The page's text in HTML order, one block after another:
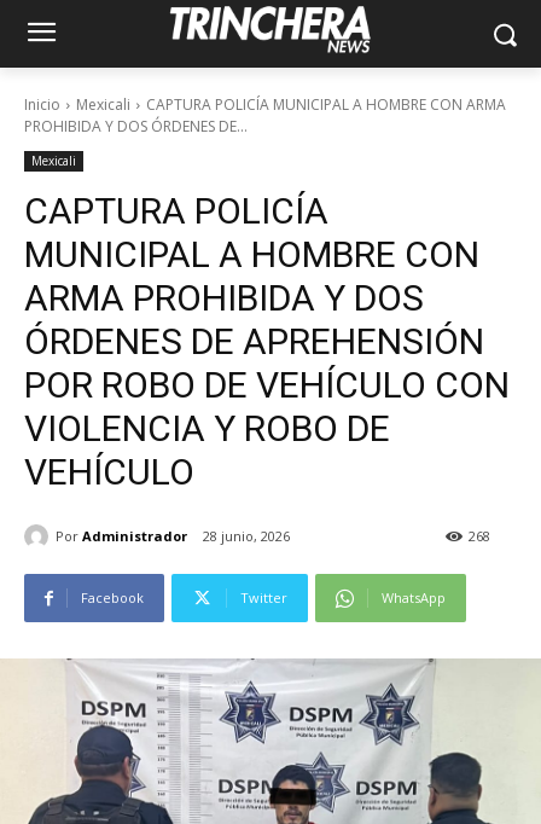
Inicio Mexicali
CAPTURA POLICÍA MUNICIPAL A HOMBRE CON ARMA
PROHIBIDA Y DOS ÓRDENES DE...
Mexicali
CAPTURA POLICÍA
MUNICIPAL A HOMBRE CON
ARMA PROHIBIDA Y DOS
ÓRDENES DE APREHENSIÓN
POR ROBO DE VEHÍCULO CON
VIOLENCIA Y ROBO DE
VEHÍCULO
Por Administrador 28 junio, 2026 268
Facebook Twitter WhatsApp